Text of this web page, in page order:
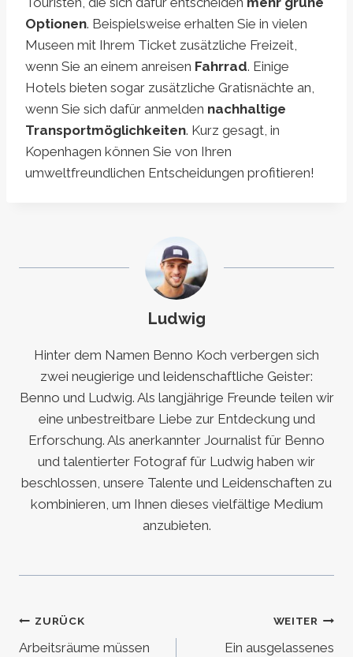
Optionen. Beispielsweise erhalten Sie in vielen
Museen mit Ihrem Ticket zusätzliche Freizeit,
wenn Sie an einem anreisen Fahrrad. Einige
Hotels bieten sogar zusätzliche Gratisnächte an,
wenn Sie sich dafür anmelden nachhaltige
Transportmöglichkeiten. Kurz gesagt, in
Kopenhagen können Sie von Ihren
umweltfreundlichen Entscheidungen profitieren!
Ludwig
Hinter dem Namen Benno Koch verbergen sich
zwei neugierige und leidenschaftliche Geister:
Benno und Ludwig. Als langjährige Freunde teilen wir
eine unbestreitbare Liebe zur Entdeckung und
Erforschung. Als anerkannter Journalist für Benno
und talentierter Fotograf für Ludwig haben wir
beschlossen, unsere Talente und Leidenschaften zu
kombinieren, um Ihnen dieses vielfältige Medium
anzubieten.
Beitragsnavigation
ZURÜCK
Arbeitsräume müssen
WEITER
Ein ausgelassenes